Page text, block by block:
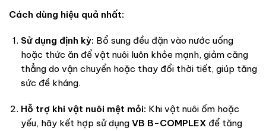
Cách dùng hiệu quả nhất:
Sử dụng định kỳ: Bổ sung đều đặn vào nước uống
hoặc thức ăn để vật nuôi luôn khỏe mạnh, giảm căng
thẳng do vận chuyển hoặc thay đổi thời tiết, giúp tăng
sức đề kháng.
Hỗ trợ khi vật nuôi mệt mỏi: Khi vật nuôi ốm hoặc
yếu, hãy kết hợp sử dụng VB B-COMPLEXđể tăng